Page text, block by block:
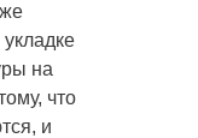
на
что
и